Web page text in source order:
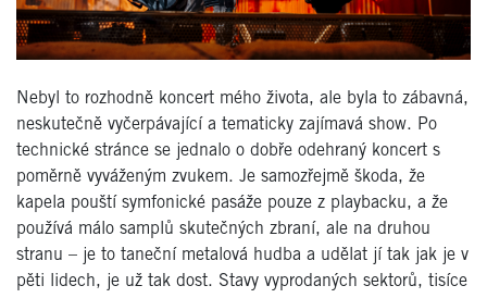
Nebyl to rozhodně koncert mého života, ale byla to zábavná,
neskutečně vyčerpávající a tematicky zajímavá show. Po
technické stránce se jednalo o dobře odehraný koncert s
poměrně vyváženým zvukem. Je samozřejmě škoda, že
kapela pouští symfonické pasáže pouze z playbacku, a že
používá málo samplů skutečných zbraní, ale na druhou
stranu – je to taneční metalová hudba a udělat jí tak jak je v
pěti lidech, je už tak dost. Stavy vyprodaných sektorů, tisíce